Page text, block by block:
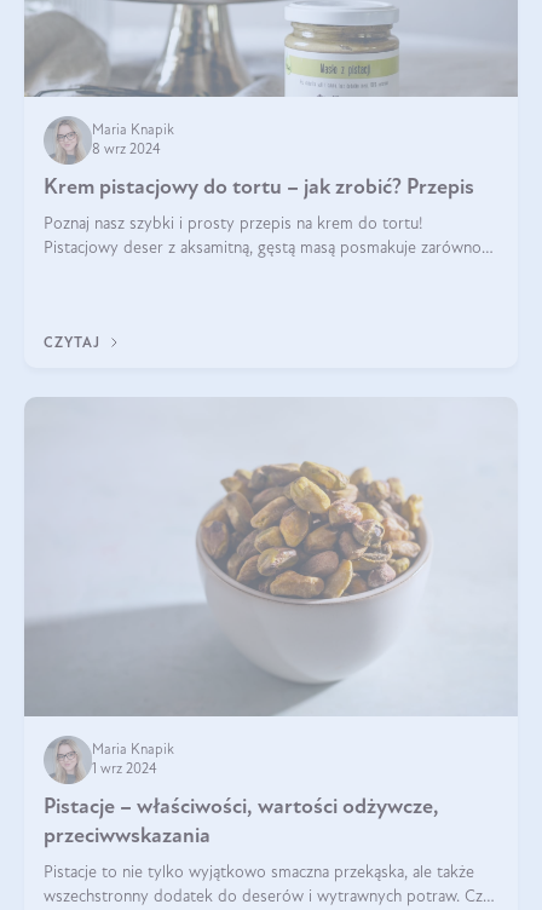
Maria Knapik
8 wrz 2024
Krem pistacjowy do tortu – jak zrobić? Przepis
Poznaj nasz szybki i prosty przepis na krem do tortu!
Pistacjowy deser z aksamitną, gęstą masą posmakuje zarówno
CZYTAJ
Maria Knapik
1 wrz 2024
Pistacje – właściwości, wartości odżywcze,
przeciwwskazania
Pistacje to nie tylko wyjątkowo smaczna przekąska, ale także
wszechstronny dodatek do deserów i wytrawnych potraw. Czy